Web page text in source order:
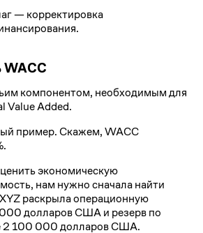
— корректировка
WACC
компонентом, необходимым для
Value Added.
пример. Скажем, WACC
экономическую
нам нужно сначала найти
раскрыла операционную
долларов США и резерв по
2 100 000 долларов США.